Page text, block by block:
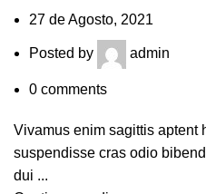
27 de Agosto, 2021
Posted by admin
0 comments
Vivamus enim sagittis aptent
suspendisse cras odio
dui ...